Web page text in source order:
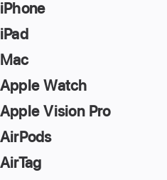
iPhone
iPad
Mac
Apple Watch
Apple Vision Pro
AirPods
AirTag